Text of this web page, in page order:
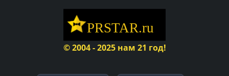
© 2004 - 2025 нам 21 год!